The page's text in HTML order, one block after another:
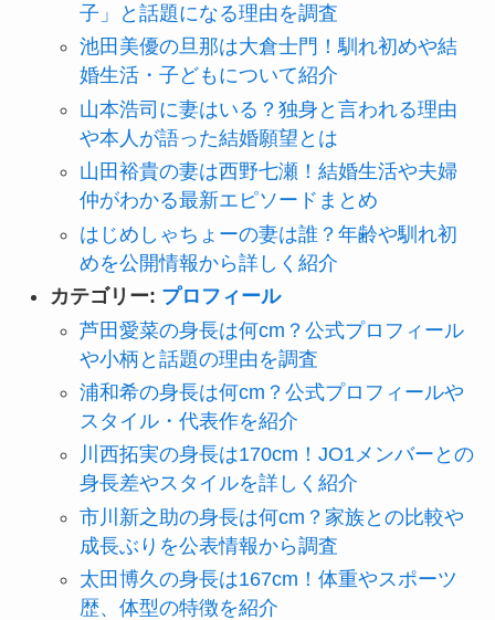
子」と話題になる理由を調査
池田美優の旦那は大倉士門！馴れ初めや結
婚生活・子どもについて紹介
山本浩司に妻はいる？独身と言われる理由
や本人が語った結婚願望とは
山田裕貴の妻は西野七瀬！結婚生活や夫婦
仲がわかる最新エピソードまとめ
はじめしゃちょーの妻は誰？年齢や馴れ初
めを公開情報から詳しく紹介
カテゴリー: プロフィール
芦田愛菜の身長は何cm？公式プロフィール
や小柄と話題の理由を調査
浦和希の身長は何cm？公式プロフィールや
スタイル・代表作を紹介
川西拓実の身長は170cm！JO1メンバーとの
身長差やスタイルを詳しく紹介
市川新之助の身長は何cm？家族との比較や
成長ぶりを公表情報から調査
太田博久の身長は167cm！体重やスポーツ
歴、体型の特徴を紹介